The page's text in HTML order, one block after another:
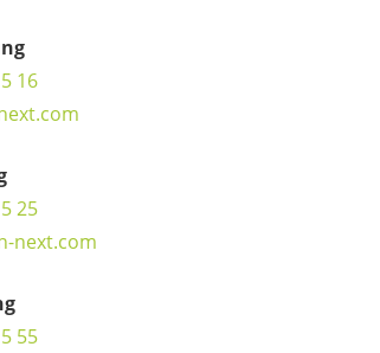
16
25
next.com
55